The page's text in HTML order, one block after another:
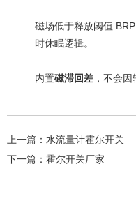
磁场低于释放阈值
时休眠逻辑。
内置磁滞回差 ，不会
上一篇： 水流量计霍尔开关
下一篇： 霍尔开关厂家